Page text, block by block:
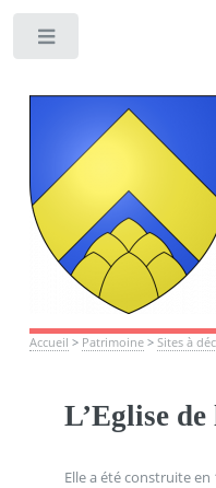
Accueil > Patrimoine> Sites à
L’Eglise
Elle a été construite en